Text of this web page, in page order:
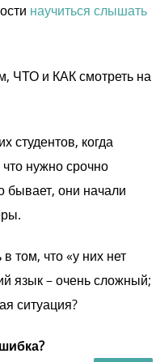
научиться слышать
ЧТО и КАК смотреть на
студентов, когда
нужно срочно
бывает, они начали
том, что «у них нет
язык – очень сложный;
ситуация?